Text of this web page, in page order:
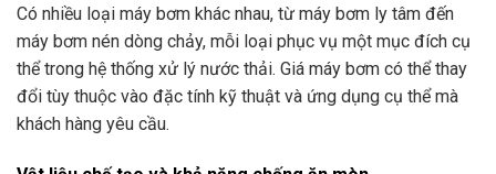
Có nhiều loại máy bơm khác nhau, từ máy bơm ly tâm đến
máy bơm nén dòng chảy, mỗi loại phục vụ một mục đích cụ
thể trong hệ thống xử lý nước thải. Giá máy bơm có thể thay
đổi tùy thuộc vào đặc tính kỹ thuật và ứng dụng cụ thể mà
khách hàng yêu cầu.